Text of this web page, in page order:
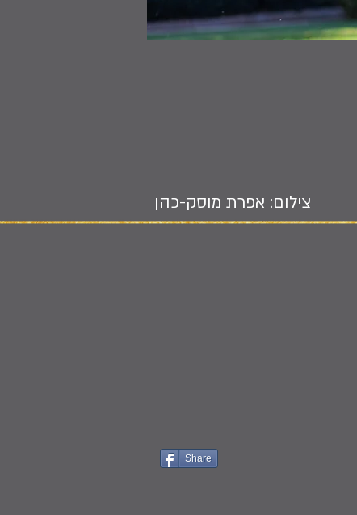
צילום: אפרת מוסק-כהן
Share